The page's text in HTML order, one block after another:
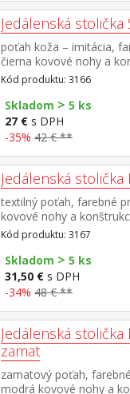
Jedálenská stolička
poťah koža – imitácia,
čierna kovové nohy a
sedu 47 cm
Kód produktu: 3166
Skladom > 5 ks
27 € s DPH
-35% 42 € **
Jedálenská stolička
textilný poťah, farebné
kovové nohy a
cm
Kód produktu: 3167
Skladom > 5 ks
31,50 € s DPH
-34% 48 € **
Jedálenská stolička
zamat
zamatový poťah,
modrá kovové nohy a